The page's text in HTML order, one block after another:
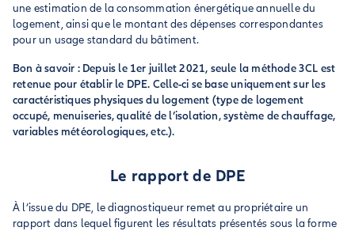
une estimation de la consommation énergétique annuelle du
logement, ainsi que le montant des dépenses correspondantes
pour un usage standard du bâtiment.
Bon à savoir : Depuis le 1er juillet 2021, seule la méthode 3CL est
retenue pour établir le DPE. Celle-ci se base uniquement sur les
caractéristiques physiques du logement (type de logement
occupé, menuiseries, qualité de l’isolation, système de chauffage,
variables météorologiques, etc.).
Le rapport de DPE
À l’issue du DPE, le diagnostiqueur remet au propriétaire un
rapport dans lequel figurent les résultats présentés sous la forme